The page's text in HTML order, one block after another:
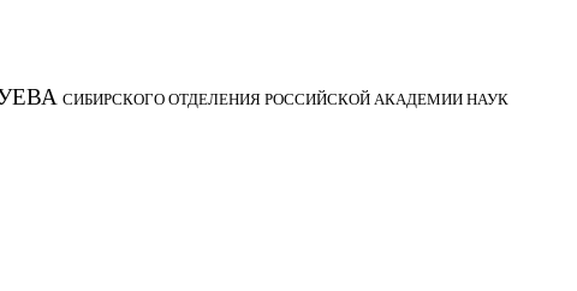
СИБИРСКОГО ОТДЕЛЕНИЯ РОССИЙСКОЙ АКАДЕМИИ НАУК